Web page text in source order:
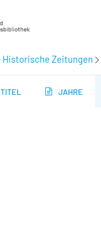
Historische Zeitungen
TITEL JAHRE